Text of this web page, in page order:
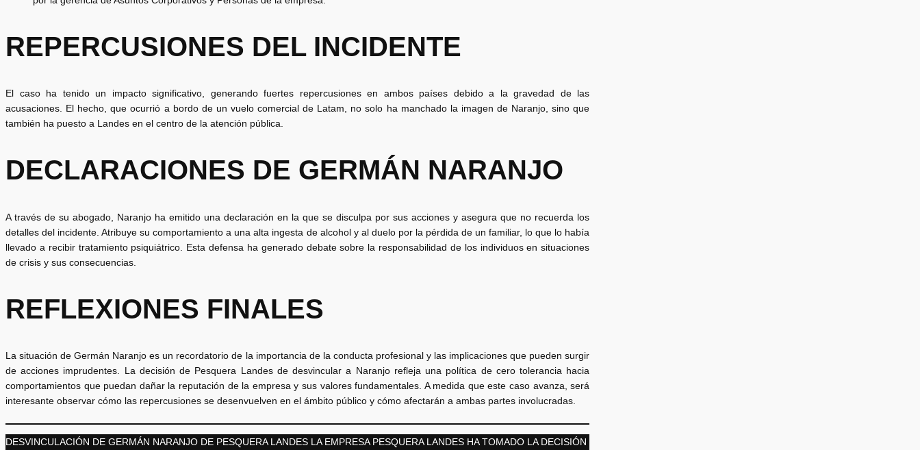
REPERCUSIONES DEL INCIDENTE
El caso ha tenido un impacto significativo, generando fuertes repercusiones en ambos países debido a la gravedad de las
acusaciones. El hecho, que ocurrió a bordo de un vuelo comercial de Latam, no solo ha manchado la imagen de Naranjo, sino que
también ha puesto a Landes en el centro de la atención pública.
DECLARACIONES DE GERMÁN NARANJO
A través de su abogado, Naranjo ha emitido una declaración en la que se disculpa por sus acciones y asegura que no recuerda los
detalles del incidente. Atribuye su comportamiento a una alta ingesta de alcohol y al duelo por la pérdida de un familiar, lo que lo había
llevado a recibir tratamiento psiquiátrico. Esta defensa ha generado debate sobre la responsabilidad de los individuos en situaciones
de crisis y sus consecuencias.
REFLEXIONES FINALES
La situación de Germán Naranjo es un recordatorio de la importancia de la conducta profesional y las implicaciones que pueden surgir
de acciones imprudentes. La decisión de Pesquera Landes de desvincular a Naranjo refleja una política de cero tolerancia hacia
comportamientos que puedan dañar la reputación de la empresa y sus valores fundamentales. A medida que este caso avanza, será
interesante observar cómo las repercusiones se desenvuelven en el ámbito público y cómo afectarán a ambas partes involucradas.
DESVINCULACIÓN DE GERMÁN NARANJO DE PESQUERA LANDES LA EMPRESA PESQUERA LANDES HA TOMADO LA DECISIÓN